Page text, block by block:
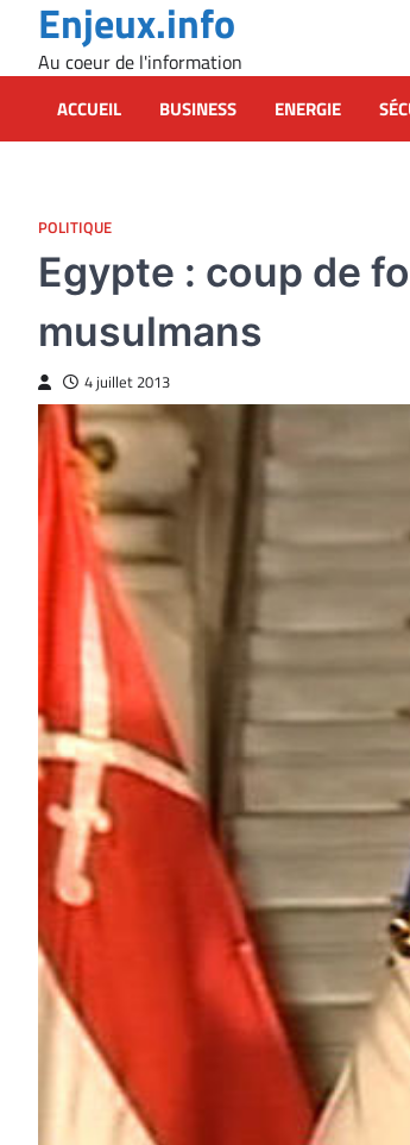
content
Enjeux.info
Au coeur de l'information
ACCUEIL BUSINESS ENERGIE
POLITIQUE
Egypte : coup de
musulmans
4 juillet 2013